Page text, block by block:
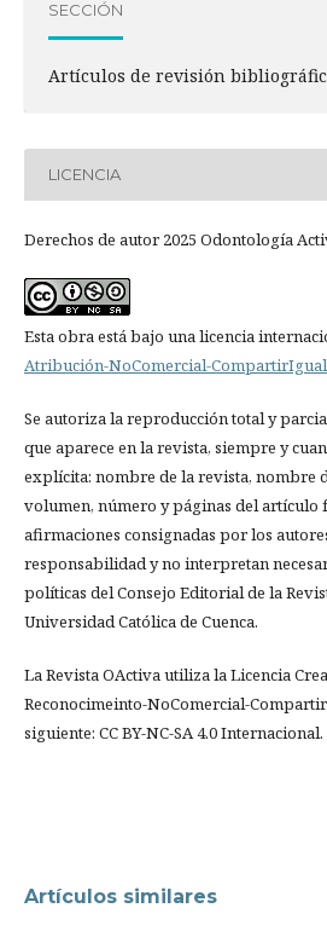
SECCIÓN
Artículos de revisión
LICENCIA
Derechos de autor 2025 Odontología
Esta obra está bajo una licencia
Atribución-NoComercial-CompartirIgual
Se autoriza la reproducción total y
que aparece en la revista, siempre y
explícita: nombre de la revista, nombre
volumen, número y páginas del artículo
afirmaciones consignadas por los
responsabilidad y no interpretan
políticas del Consejo Editorial de la
Universidad Católica de Cuenca.
La Revista OActiva utiliza la Licencia
Reconocimeinto-NoComercial-
siguiente: CC BY-NC-SA 4.0 Internacional.
Artículos similares